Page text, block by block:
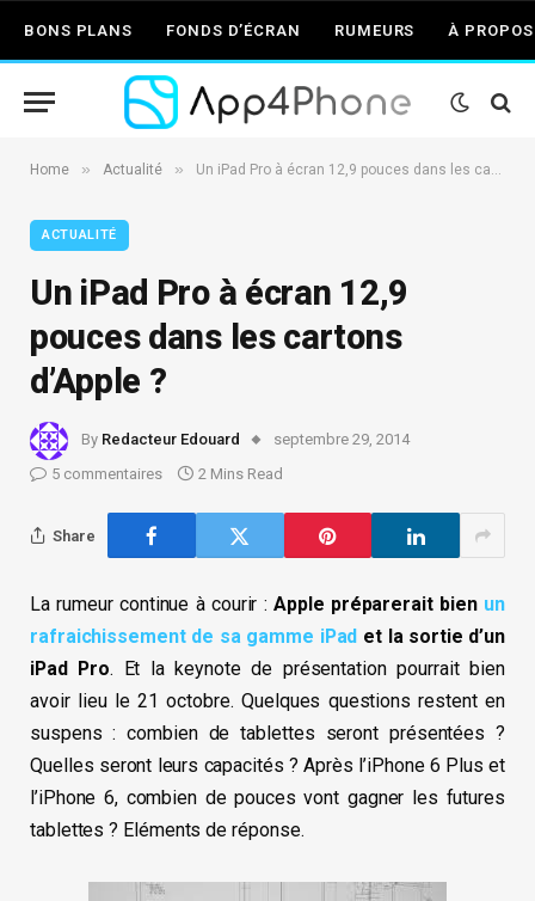
BONS PLANS FONDS D’ÉCRAN RUMEURS À PROPOS
Home » Actualité » Un iPad Pro à écran 12,9 pouces dans les cartons d’Apple ?
ACTUALITÉ
Un iPad Pro à écran 12,9
pouces dans les cartons
d’Apple ?
By Redacteur Edouard
septembre 29, 2014
5 commentaires
2 Mins Read
Share
La rumeur continue à courir : Apple préparerait bien un
rafraichissement de sa gamme iPad et la sortie d’un
iPad Pro. Et la keynote de présentation pourrait bien
avoir lieu le 21 octobre. Quelques questions restent en
suspens : combien de tablettes seront présentées ?
Quelles seront leurs capacités ? Après l’iPhone 6 Plus et
l’iPhone 6, combien de pouces vont gagner les futures
tablettes ? Eléments de réponse.